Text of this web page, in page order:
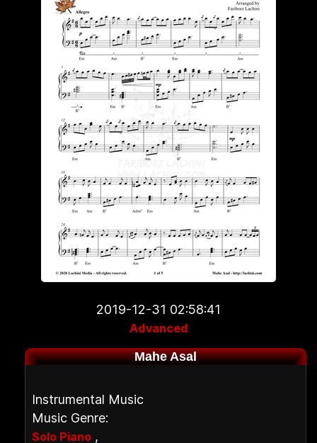
2019-12-31 02:58:41
Advanced
Mahe Asal
Instrumental Music
Music Genre:
Solo Piano ,